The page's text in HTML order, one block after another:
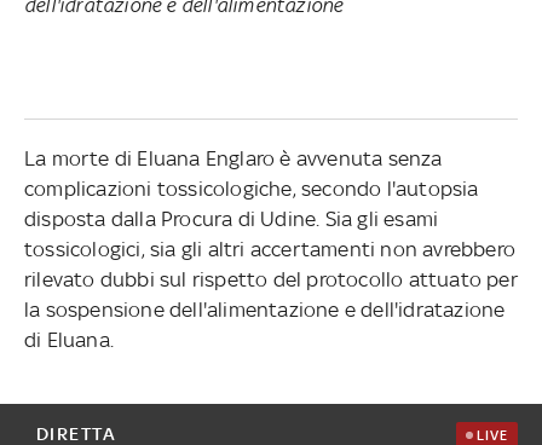
La morte di Eluana Englaro è avvenuta senza
complicazioni tossicologiche, secondo l'autopsia
disposta dalla Procura di Udine. Sia gli esami
tossicologici, sia gli altri accertamenti non avrebbero
rilevato dubbi sul rispetto del protocollo attuato per
la sospensione dell'alimentazione e dell'idratazione
di Eluana.
DIRETTA LIVE